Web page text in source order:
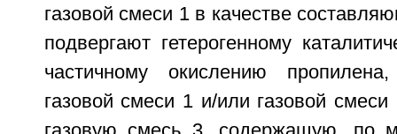
газовой смеси 1 в качестве
подвергают гетерогенному
частичному окислению
газовой смеси 1 и/или газовой